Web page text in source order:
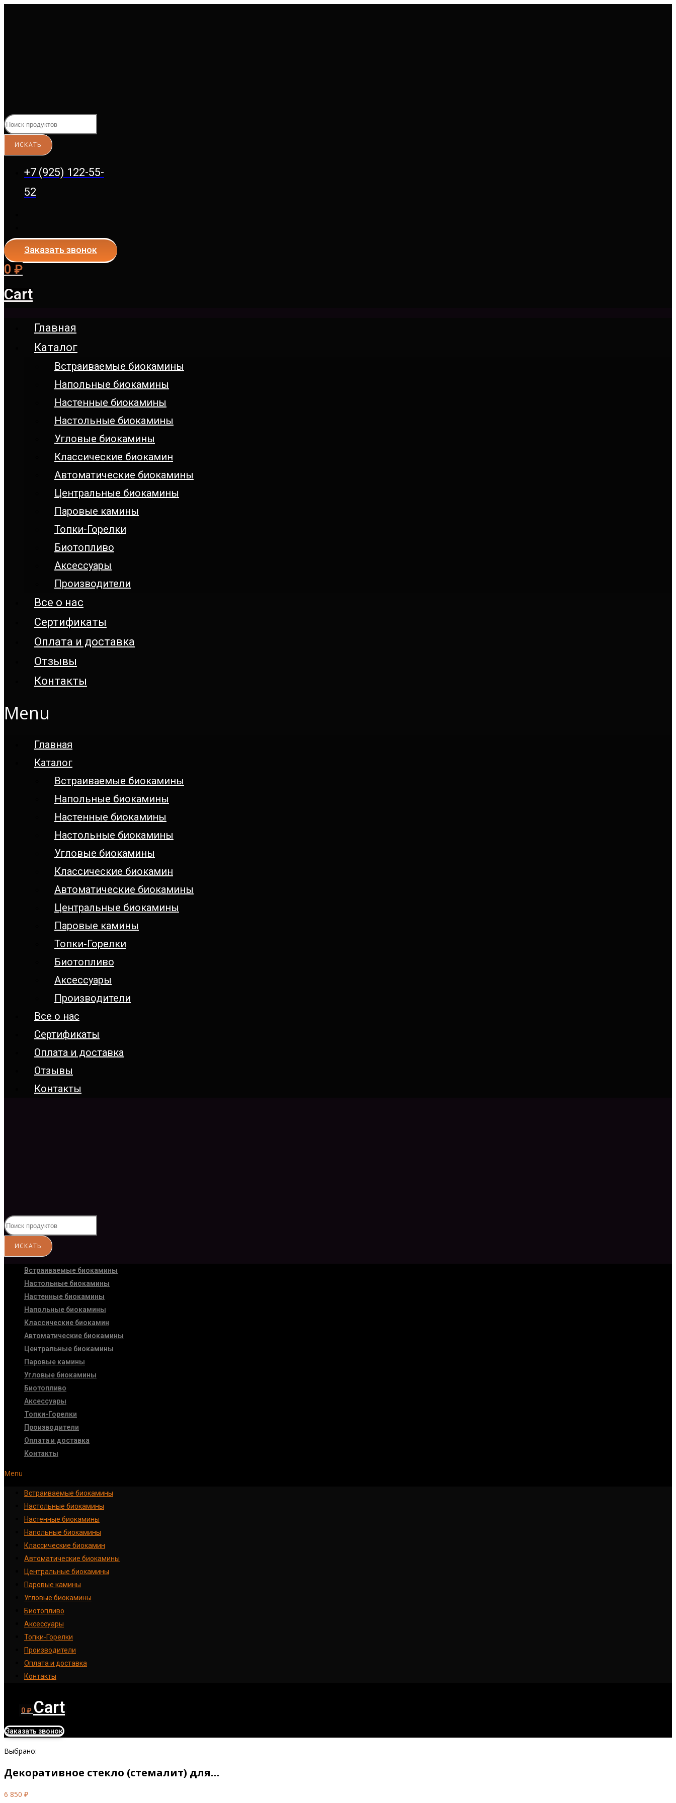
+7 (925) 122-55-
52
Заказать звонок
0 ₽
Cart
Главная
Каталог
Встраиваемые биокамины
Напольные биокамины
Настенные биокамины
Настoльные биокамины
Угловые биокамины
Классические биокамин
Автоматические биокамины
Центральные биокамины
Паровые камины
Топки-Горелки
Биотопливо
Аксессуары
Производители
Все о нас
Сертификаты
Оплата и доставка
Отзывы
Контакты
Menu
Главная
Каталог
Встраиваемые биокамины
Напольные биокамины
Настенные биокамины
Настoльные биокамины
Угловые биокамины
Классические биокамин
Автоматические биокамины
Центральные биокамины
Паровые камины
Топки-Горелки
Биотопливо
Аксессуары
Производители
Все о нас
Сертификаты
Оплата и доставка
Отзывы
Контакты
Встраиваемые биокамины
Настoльные биокамины
Настенные биокамины
Напольные биокамины
Классические биокамин
Автоматические биокамины
Центральные биокамины
Паровые камины
Угловые биокамины
Биотопливо
Аксессуары
Топки-Горелки
Производители
Оплата и доставка
Контакты
Menu
Встраиваемые биокамины
Настoльные биокамины
Настенные биокамины
Напольные биокамины
Классические биокамин
Автоматические биокамины
Центральные биокамины
Паровые камины
Угловые биокамины
Биотопливо
Аксессуары
Топки-Горелки
Производители
Оплата и доставка
Контакты
0₽ Cart
Заказать звонок
Выбрано:
Декоративное стекло (стемалит) для…
6 850 ₽